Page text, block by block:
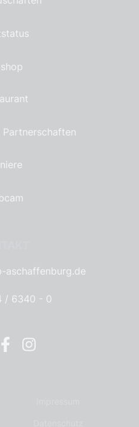
Partnerschaften
aschaffenburg.de
/ 6340 - 0